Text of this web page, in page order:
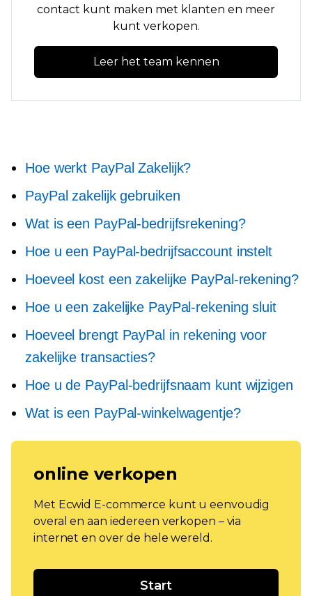
contact kunt maken met klanten en meer
kunt verkopen.
Leer het team kennen
Hoe werkt PayPal Zakelijk?
PayPal zakelijk gebruiken
Wat is een PayPal-bedrijfsrekening?
Hoe u een PayPal-bedrijfsaccount instelt
Hoeveel kost een zakelijke PayPal-rekening?
Hoe u een zakelijke PayPal-rekening sluit
Hoeveel brengt PayPal in rekening voor
zakelijke transacties?
Hoe u de PayPal-bedrijfsnaam kunt wijzigen
Wat is een PayPal-winkelwagentje?
online verkopen
Met Ecwid E-commerce kunt u eenvoudig
overal en aan iedereen verkopen – via
internet en over de hele wereld.
Start